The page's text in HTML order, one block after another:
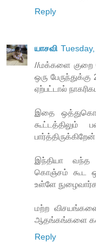
Reply
யாசவி
//மக்களை குறை
ஒரு
ஏற்பட்டால்
இதை
பார்த்திருக்கிறேன்.
இந்தியா வந்த
கொஞ்சம் கூட
உள்ளே
மற்ற
ஆதங்கங்களை
Reply